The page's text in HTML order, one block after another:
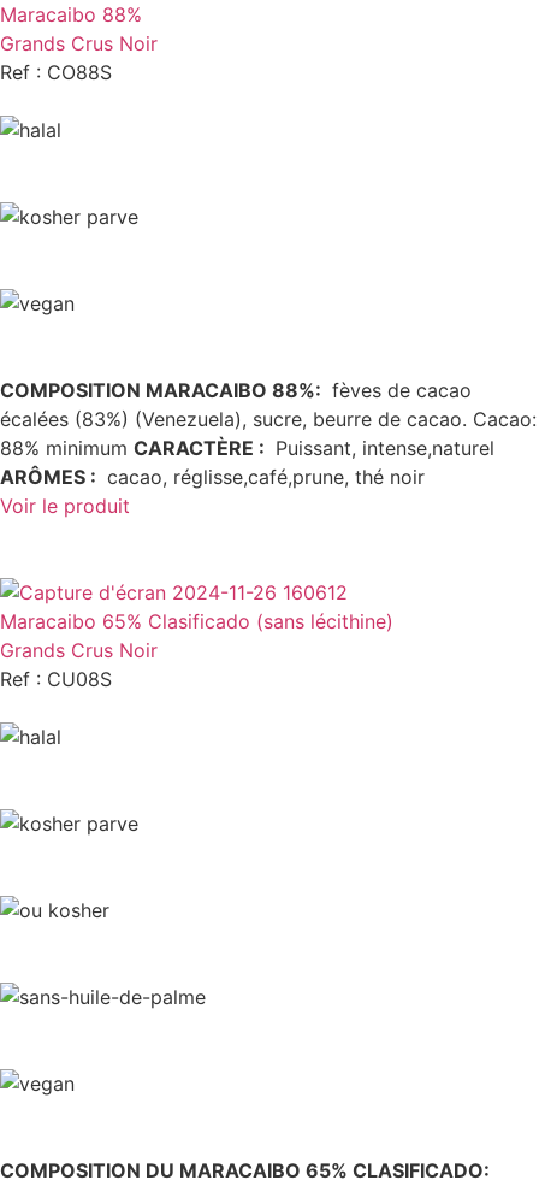
Maracaibo 88%
Grands Crus Noir
Ref : CO88S
COMPOSITION MARACAIBO 88%: fèves de cacao
écalées (83%) (Venezuela), sucre, beurre de cacao. Cacao:
88% minimum CARACTÈRE : Puissant, intense,naturel
ARÔMES : cacao, réglisse,café,prune, thé noir
Voir le produit
Maracaibo 65% Clasificado (sans lécithine)
Grands Crus Noir
Ref : CU08S
COMPOSITION DU MARACAIBO 65% CLASIFICADO: